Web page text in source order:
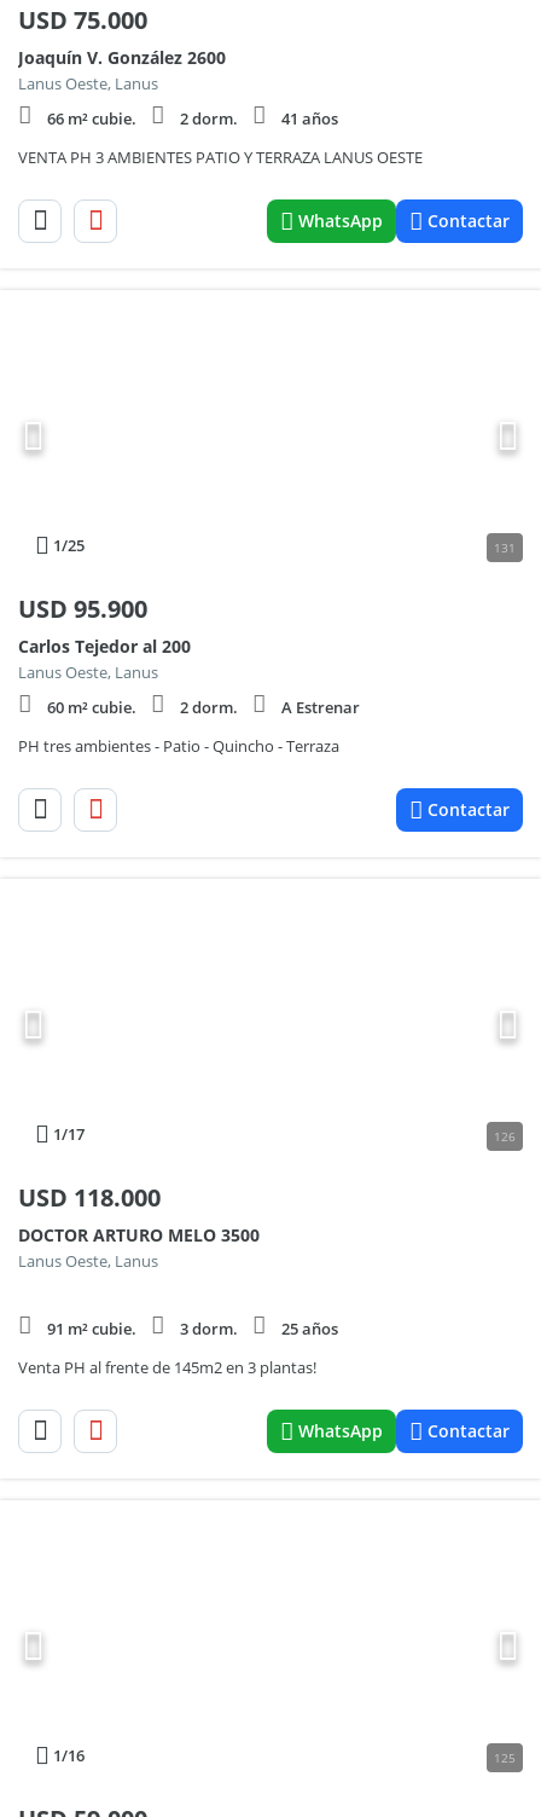
USD 75.000
Joaquín V. González 2600
Lanus Oeste, Lanus
66 m² cubie.
2 dorm.
41 años
VENTA PH 3 AMBIENTES PATIO Y TERRAZA LANUS OESTE
WhatsApp Contactar
1/25 131
USD 95.900
Carlos Tejedor al 200
Lanus Oeste, Lanus
60 m² cubie.
2 dorm.
A Estrenar
PH tres ambientes - Patio - Quincho - Terraza
Contactar
1/17 126
USD 118.000
DOCTOR ARTURO MELO 3500
Lanus Oeste, Lanus
91 m² cubie. 3 dorm.
25 años
Venta PH al frente de 145m2 en 3 plantas!
WhatsApp Contactar
1/16 125